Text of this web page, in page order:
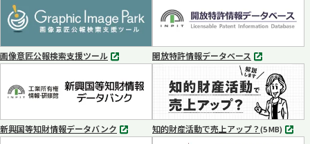
ブ
で
開
く
ブ
で
く
画像意匠公報検索支援ツール
別
ブ
で
く
開放特許情報データベース
別
タ
ブ
で
開
く
新興国等知財情報データバンク
別
知的財産活動で売上アップ？(5 MB) MP4